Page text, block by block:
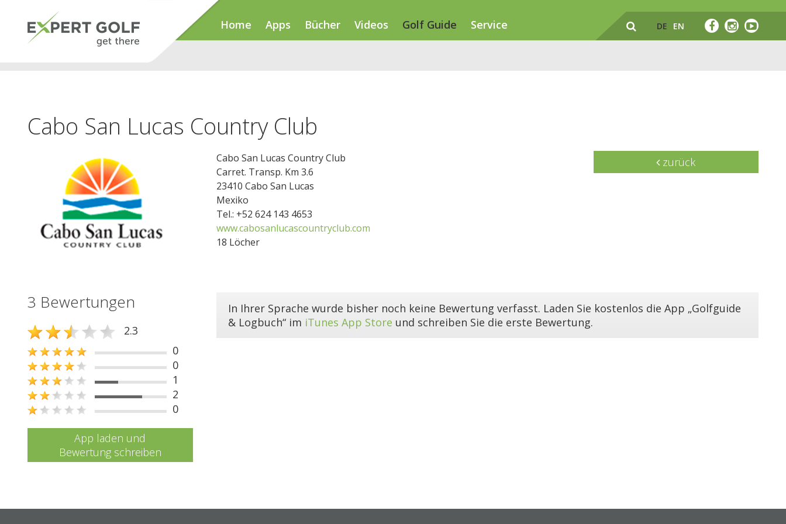
Home Apps Bücher Videos Golf Guide Service DE EN
Cabo San Lucas Country Club
Cabo San Lucas Country Club
Carret. Transp. Km 3.6
23410 Cabo San Lucas
Mexiko
Tel.: +52 624 143 4653
www.cabosanlucascountryclub.com
18 Löcher
zurück
3 Bewertungen
2.3
0
0
1
2
0
App laden und
Bewertung schreiben
In Ihrer Sprache wurde bisher noch keine Bewertung verfasst. Laden Sie kostenlos die App „Golfguide
& Logbuch“ im iTunes App Store und schreiben Sie die erste Bewertung.